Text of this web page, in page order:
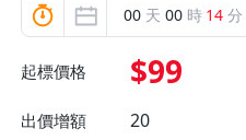
00 天 00 時 14 分
起標價格 $99
出價增額 20